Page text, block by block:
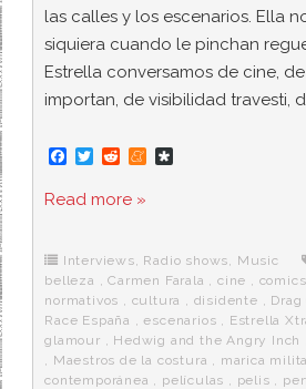
las calles y los escenarios. Ella
siquiera cuando le pinchan
Estrella conversamos de cine,
importan, de visibilidad travesti,
F
c
e
o
k
T
i
t
r
R
d
d
M
e
r
a
Read more »
Interviews, Radio shows, Music
belleza ,Carmen Farala ,cine , comics
normativos , cultura , disidente , Drag
Race España ,escenarios , Estrella
glamour , Hedwig and the Angry Inch
, Maestros de la costura , marica
contemporánea , películas , pelis ,